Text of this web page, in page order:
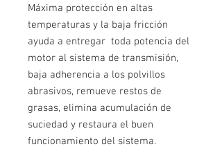
Máxima protección en altas
temperaturas y la baja fricción
ayuda a entregar toda potencia del
motor al sistema de transmisión,
baja adherencia a los polvillos
abrasivos, remueve restos de
grasas, elimina acumulación de
suciedad y restaura el buen
funcionamiento del sistema.